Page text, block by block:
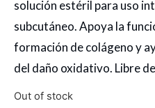
solución estéril para uso
subcutáneo. Apoya la
formación de colágeno y
del daño oxidativo. Libre
Out of stock